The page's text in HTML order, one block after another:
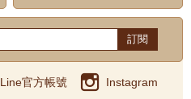
‧常見問題
‧客服信箱
‧購物說明
‧訂單查詢
‧網站導覽
‧得獎名單
‧隱私權聲明
‧版權聲明
‧海外配送服務
‧反詐騙宣導
‧紅利點數說明
訂閱
Line官方帳號
Instagram